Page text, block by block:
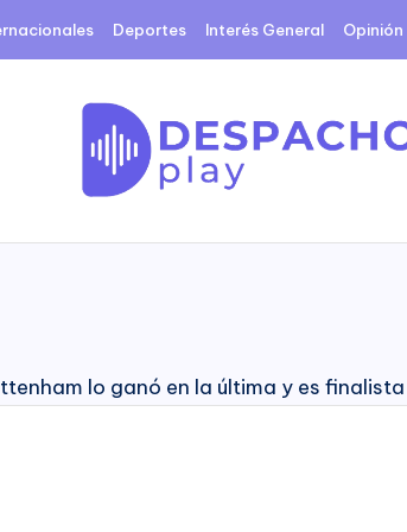
Deportes Interés General Opinión
D
p